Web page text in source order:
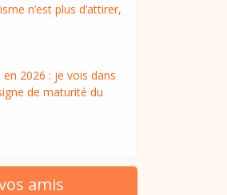
n’est plus d’attirer,
2026 : je vois dans
de maturité du
amis